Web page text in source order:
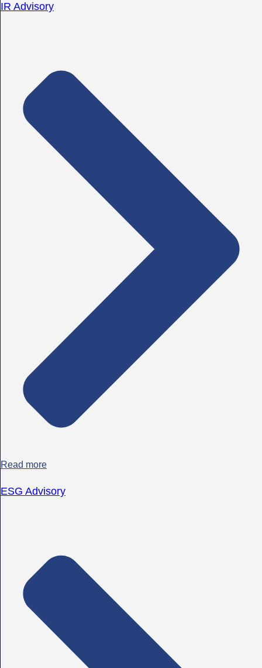
IR Advisory
Read more
ESG Advisory